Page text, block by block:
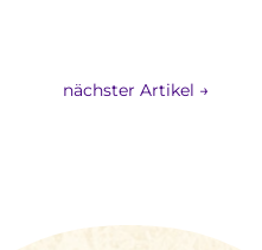
nächster Artikel →